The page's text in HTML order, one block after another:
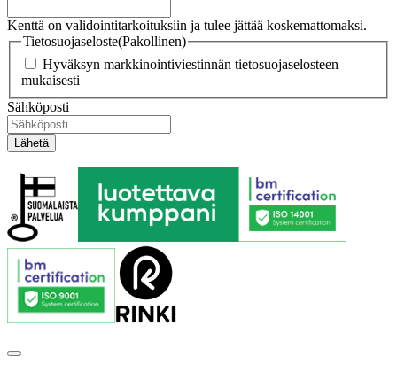
Kenttä on validointitarkoituksiin ja tulee jättää koskemattomaksi.
Tietosuojaseloste(Pakollinen)
Hyväksyn markkinointiviestinnän tietosuojaselosteen
mukaisesti
Sähköposti